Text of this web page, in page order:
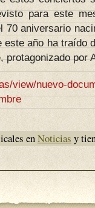
para este
70 aniversario
este año ha traído
protagonizado por
view/nuevo-
enNoticias y